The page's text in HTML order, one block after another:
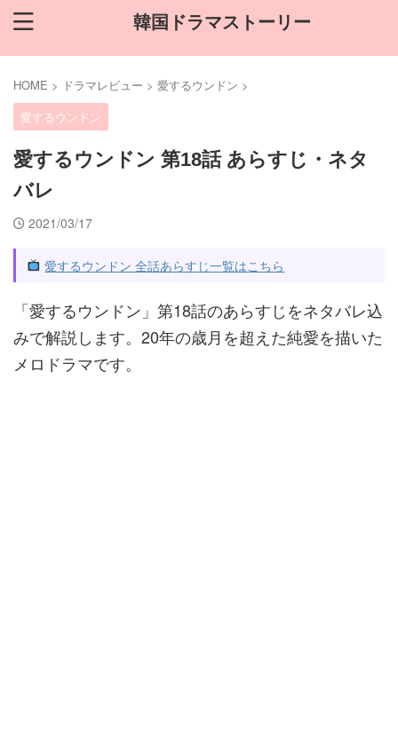
韓国ドラマストーリー
HOME > ドラマレビュー > 愛するウンドン >
愛するウンドン
愛するウンドン 第18話 あらすじ・ネタ
バレ
2021/03/17
愛するウンドン 全話あらすじ一覧はこちら
「愛するウンドン」第18話のあらすじをネタバレ込
みで解説します。20年の歳月を超えた純愛を描いた
メロドラマです。